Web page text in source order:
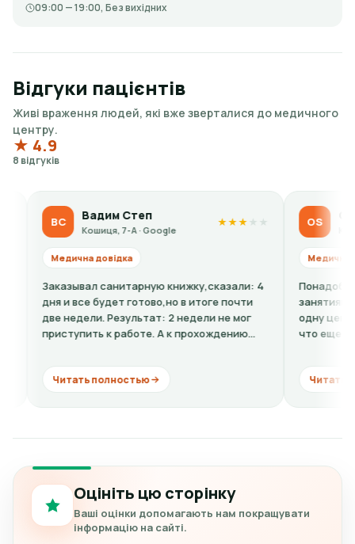
09:00 — 19:00, Без вихідних
Відгуки пацієнтів
Живі враження людей, які вже зверталися до медичного
центру.
★ 4.9
8 відгуків
Вадим Степ
Кошиця, 7-А · Google
Медична довідка
санитарную книжку,сказали: 4
и все будет готово,но в итоге почти
недели. Результат: 2 недели не мог
к работе. А к прохождению
Читать полностью
OS Olga
Кошиця, 7-А ·
Медична довідка
Понадобилась
занятиям спортом.
одну цену, по
что еще к
Читать полностью
Оцініть цю сторінку
Ваші оцінки допомагають нам покращувати
інформацію на сайті.